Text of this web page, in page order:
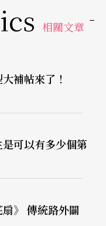
誰是客！」，下
，由
演跑堂常貴，他
死處，就像京劇
倒地動作，都讓
新版，則由夏
相關文章
補帖來了！
可以有多少個第
外闢